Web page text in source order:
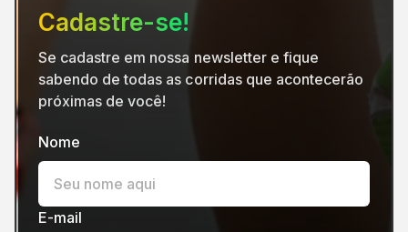
Cadastre-se!
Se cadastre em nossa newsletter e fique
sabendo de todas as corridas que acontecerão
próximas de você!
Nome
E-mail